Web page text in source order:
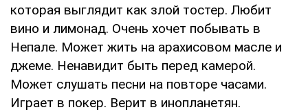
которая выглядит как злой тостер. Любит
вино и лимонад. Очень хочет побывать в
Непале. Может жить на арахисовом масле и
джеме. Ненавидит быть перед камерой.
Может слушать песни на повторе часами.
Играет в покер. Верит в инопланетян.